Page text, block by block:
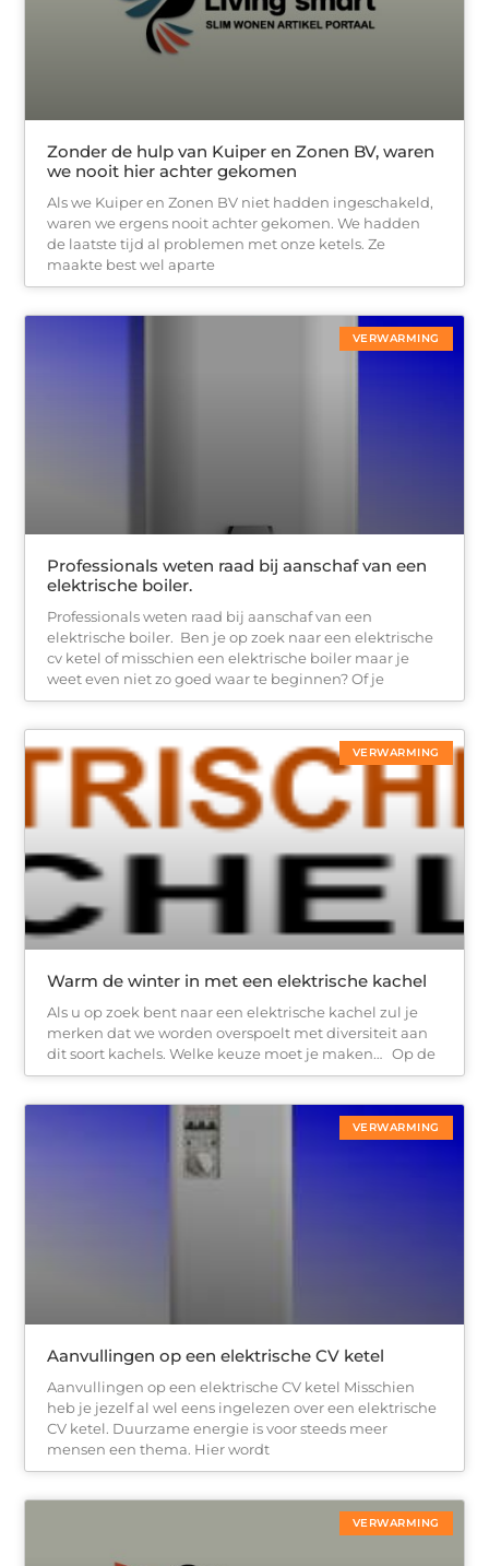
Zonder de hulp van Kuiper en Zonen BV, waren
we nooit hier achter gekomen
Als we Kuiper en Zonen BV niet hadden ingeschakeld,
waren we ergens nooit achter gekomen. We hadden
de laatste tijd al problemen met onze ketels. Ze
maakte best wel aparte
VERWARMING
Professionals weten raad bij aanschaf van een
elektrische boiler.
Professionals weten raad bij aanschaf van een
elektrische boiler. Ben je op zoek naar een elektrische
cv ketel of misschien een elektrische boiler maar je
weet even niet zo goed waar te beginnen? Of je
VERWARMING
Warm de winter in met een elektrische kachel
Als u op zoek bent naar een elektrische kachel zul je
merken dat we worden overspoelt met diversiteit aan
dit soort kachels. Welke keuze moet je maken… Op de
VERWARMING
Aanvullingen op een elektrische CV ketel
Aanvullingen op een elektrische CV ketel Misschien
heb je jezelf al wel eens ingelezen over een elektrische
CV ketel. Duurzame energie is voor steeds meer
mensen een thema. Hier wordt
VERWARMING